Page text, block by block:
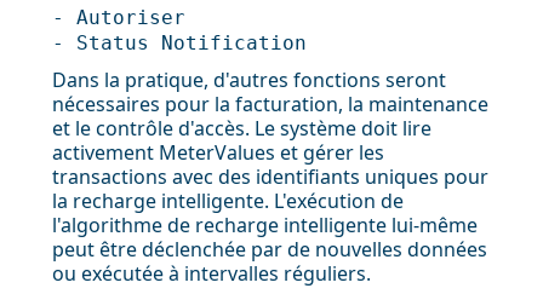
- Autoriser
- Status Notification
Dans la pratique, d'autres fonctions seront
nécessaires pour la facturation, la maintenance
et le contrôle d'accès. Le système doit lire
activement MeterValues et gérer les
transactions avec des identifiants uniques pour
la recharge intelligente. L'exécution de
l'algorithme de recharge intelligente lui-même
peut être déclenchée par de nouvelles données
ou exécutée à intervalles réguliers.